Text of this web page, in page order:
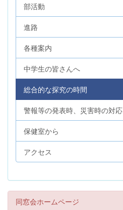
部活動
進路
各種案内
中学生の皆さんへ
総合的な探究の時間
警報等の発表時、災害時の対応
保健室から
アクセス
同窓会ホームページ